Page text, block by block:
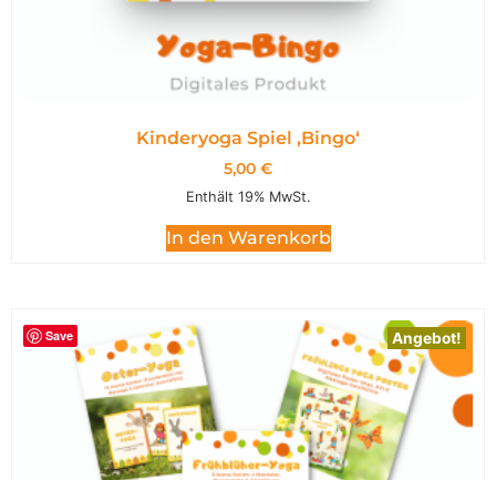
Kinderyoga Spiel ,Bingo‘
5,00 €
Enthält 19% MwSt.
In den Warenkorb
Save Angebot!